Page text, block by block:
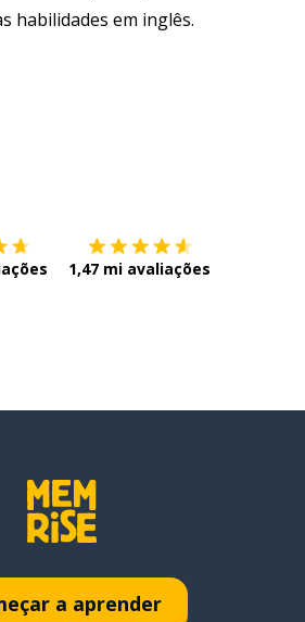
habilidades em inglês.
1,47 mi avaliações
a aprender